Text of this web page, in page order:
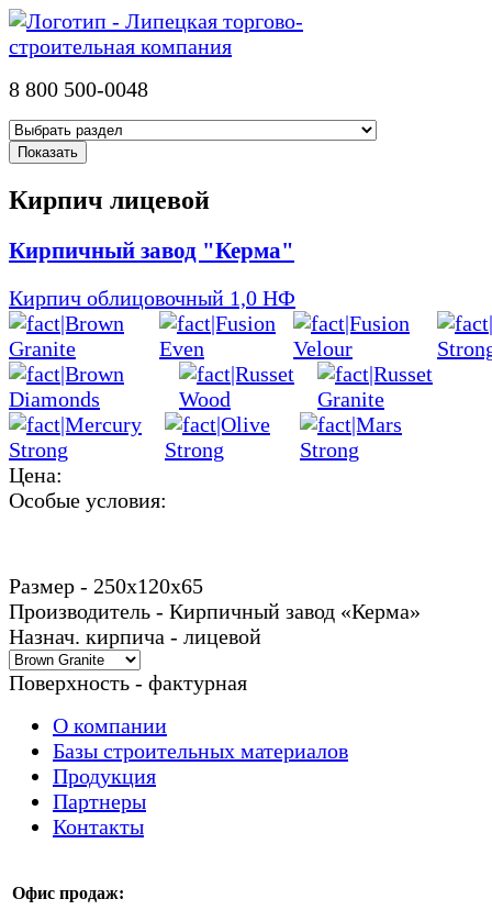
8 800 500-0048
Кирпич лицевой
Кирпичный завод "Керма"
Кирпич облицовочный 1,0 НФ
Цена:
Особые условия:
Размер - 250х120х65
Производитель - Кирпичный завод «Керма»
Назнач. кирпича - лицевой
Поверхность - фактурная
О компании
Базы строительных материалов
Продукция
Партнеры
Контакты
Офис продаж: